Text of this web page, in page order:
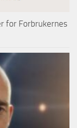
for Forbrukernes